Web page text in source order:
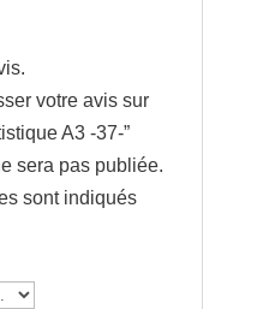
votre avis sur
A3 -37-”
sera pas publiée.
sont indiqués